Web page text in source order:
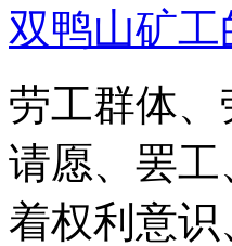
双鸭山矿工
劳工群体
请愿、罢
着权利意